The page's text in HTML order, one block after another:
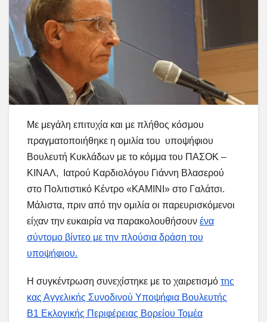
Με μεγάλη επιτυχία και με πλήθος κόσμου
πραγματοποιήθηκε η ομιλία του υποψήφιου
Βουλευτή Κυκλάδων με το κόμμα του ΠΑΣΟΚ –
ΚΙΝΑΛ, Ιατρού Καρδιολόγου Γιάννη Βλασερού
στο Πολιτιστικό Κέντρο «ΚΑΜΙΝΙ» στο Γαλάτσι.
Μάλιστα, πριν από την ομιλία οι παρευρισκόμενοι
είχαν την ευκαιρία να παρακολουθήσουν ένα
σύντομο βίντεο με την πλούσια δράση του
υποψήφιου.
Η συγκέντρωση συνεχίστηκε με το χαιρετισμό της
κας Αγγελικής Συνοδινού Υποψήφια Βουλευτής
Β1 Εκλογικής Περιφέρειας Βορείου Τομέα